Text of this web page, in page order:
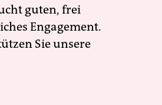
guten, frei
Engagement.
Sie unsere